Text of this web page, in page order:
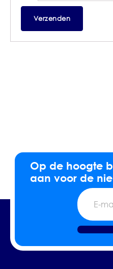
Op de hoogte
aan voor de
E-